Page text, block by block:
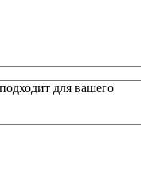
для вашего